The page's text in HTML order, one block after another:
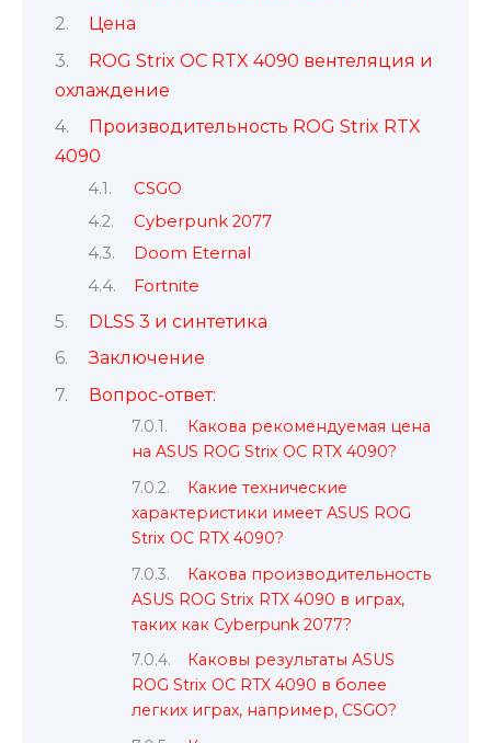
Цена
ROG Strix OC RTX 4090 вентеляция и
охлаждение
Производительность ROG Strix RTX
4090
CSGO
Cyberpunk 2077
Doom Eternal
Fortnite
DLSS 3 и синтетика
Заключение
Вопрос-ответ:
Какова рекомендуемая цена
на ASUS ROG Strix OC RTX 4090?
Какие технические
характеристики имеет ASUS ROG
Strix OC RTX 4090?
Какова производительность
ASUS ROG Strix RTX 4090 в играх,
таких как Cyberpunk 2077?
Каковы результаты ASUS
ROG Strix OC RTX 4090 в более
легких играх, например, CSGO?